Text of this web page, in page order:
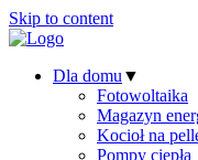
Skip to content
Dla domu ▼
Fotowoltaika
Magazyn
Kocioł na
Pompy ciepła